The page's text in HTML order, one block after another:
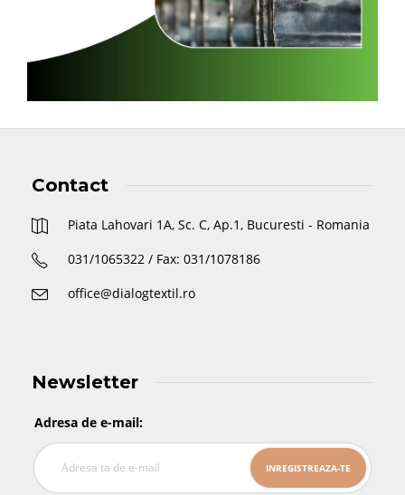
Contact
Piata Lahovari 1A, Sc. C, Ap.1, Bucuresti - Romania
031/1065322 / Fax: 031/1078186
office@dialogtextil.ro
Newsletter
Adresa de e-mail: